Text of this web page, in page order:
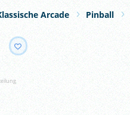
Arcade Pinball